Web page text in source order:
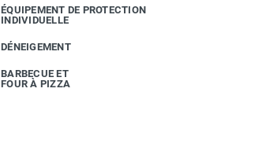
ÉQUIPEMENT DE PROTECTION
INDIVIDUELLE
DÉNEIGEMENT
BARBECUE ET
FOUR À PIZZA